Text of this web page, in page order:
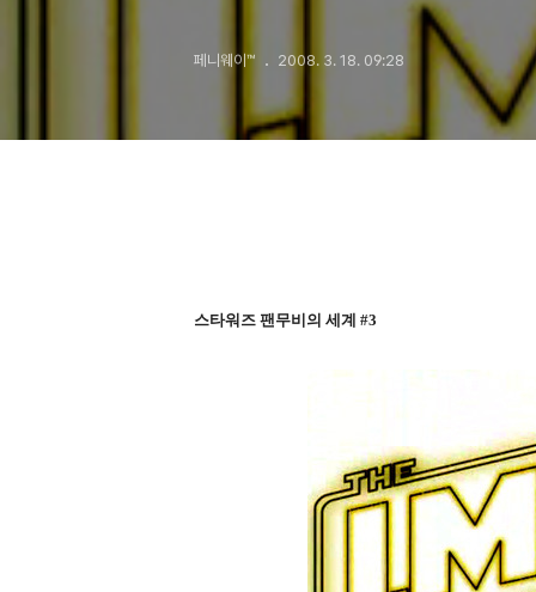
Relentless)
페니웨이™ 2008. 3. 18. 09:28
스타워즈 팬무비의 세계 #3